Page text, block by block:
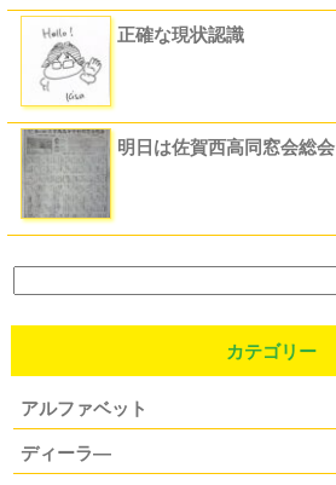
正確な現状認識
明日は佐賀西高同窓会総会
カテゴリー
アルファベット
ディーラ―